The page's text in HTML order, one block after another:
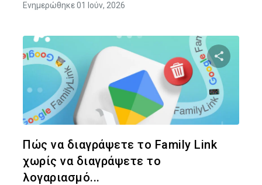
Ενημερώθηκε 01 Ιούν, 2026
Πώς να διαγράψετε το Family Link
χωρίς να διαγράψετε το
λογαριασμό...